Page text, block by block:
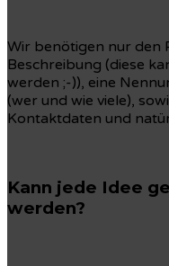
Wir benötigen nur den
Beschreibung (diese
werden ;-)), eine
(wer und wie viele),
Kontaktdaten und
Kann jede Idee
werden?